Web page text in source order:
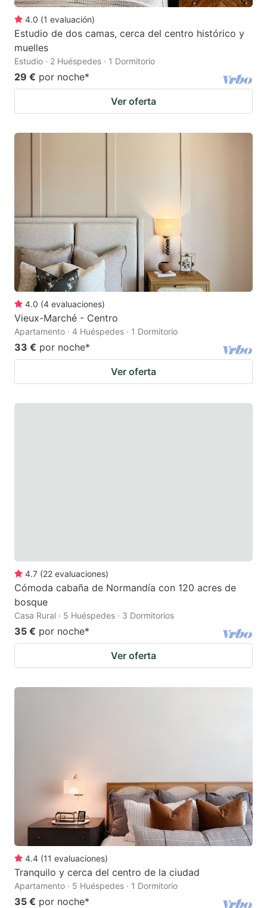
4.0 (1 evaluación)
Estudio de dos camas, cerca del centro histórico y
muelles
Estudio · 2 Huéspedes · 1 Dormitorio
29 € por noche*
Ver oferta
4.0 (4 evaluaciones)
Vieux-Marché - Centro
Apartamento · 4 Huéspedes · 1 Dormitorio
33 € por noche*
Ver oferta
4.7 (22 evaluaciones)
Cómoda cabaña de Normandía con 120 acres de
bosque
Casa Rural · 5 Huéspedes · 3 Dormitorios
35 € por noche*
Ver oferta
4.4 (11 evaluaciones)
Tranquilo y cerca del centro de la ciudad
Apartamento · 5 Huéspedes · 1 Dormitorio
35 € por noche*